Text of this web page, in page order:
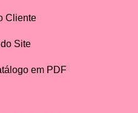
Cliente
Site
em PDF